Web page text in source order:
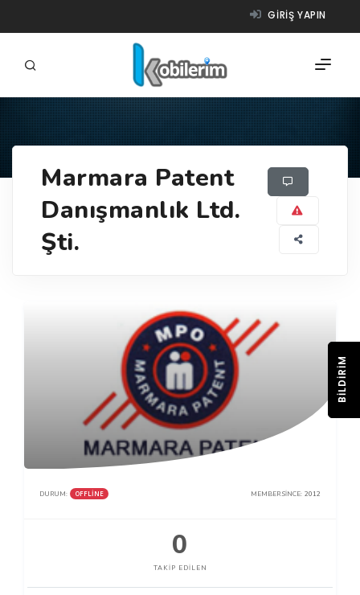
GIRIŞ YAPIN
ÜRÜNLER
NASIL ÇALIŞIR?
YARDIM
Marmara Patent
Danışmanlık Ltd.
Şti.
DURUM: OFFLINE MEMBER SINCE: 2012
0
TAKIP EDILEN
BILDIRIM